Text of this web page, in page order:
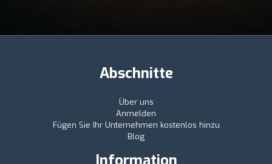
Abschnitte
Über uns
Anmelden
Fügen Sie Ihr Unternehmen kostenlos hinzu
Blog